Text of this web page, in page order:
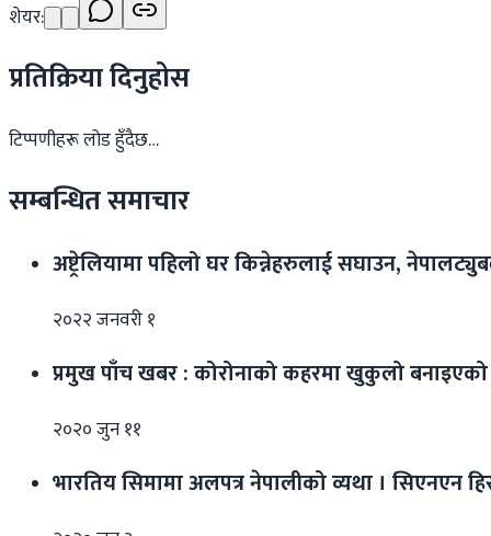
शेयर:
प्रतिक्रिया दिनुहोस
टिप्पणीहरू लोड हुँदैछ…
सम्बन्धित समाचार
अष्ट्रेलियामा पहिलो घर किन्नेहरुलाई सघाउन,
२०२२ जनवरी १
प्रमुख पाँच खबर : कोरोनाको कहरमा खुकुलो
२०२० जुन ११
भारतिय सिमामा अलपत्र नेपालीको व्यथा । सिएनएन